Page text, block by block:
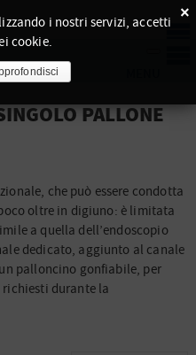
PALLONE
che può essere condotta
oltre in digiuno: è limitata
a quella dell’endoscopio
dedicato, aggiunto al canale
palloncino gonfiabile, per
richiesti durante la
×
i nostri servizi, accetti
cookie.